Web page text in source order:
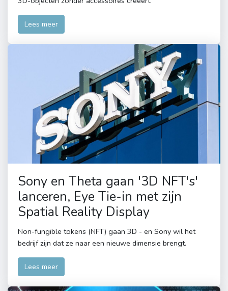
Lees meer
Sony en Theta gaan '3D NFT's'
lanceren, Eye Tie-in met zijn
Spatial Reality Display
Non-fungible tokens (NFT) gaan 3D - en Sony wil het
bedrijf zijn dat ze naar een nieuwe dimensie brengt.
Lees meer